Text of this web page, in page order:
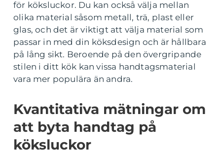
för köksluckor. Du kan också välja mellan
olika material såsom metall, trä, plast eller
glas, och det är viktigt att välja material som
passar in med din köksdesign och är hållbara
på lång sikt. Beroende på den övergripande
stilen i ditt kök kan vissa handtagsmaterial
vara mer populära än andra.
Kvantitativa mätningar om
att byta handtag på
köksluckor